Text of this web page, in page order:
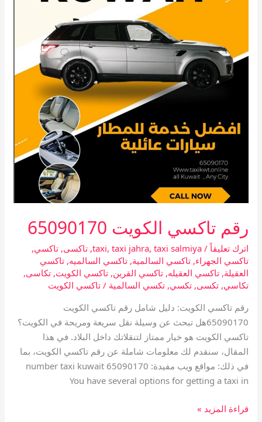
رقم تاكسي الكويت 65090170
اترك تعليقاً /
taxi, taxi jahra, taxi salmiya
,تاكسى,تاكسي,
تاكسي الجهراء,تاكسي السالمية,تاكسي السالميه,تاكسي
العقيلة,تاكسي العقيله,تاكسي القرين,تاكسي الكويت,تكاسى,
تكاسي,تكسى,تكسي,تكسي السالمية /تاكسي الكويت
رقم تاكسي الكويت: دليل شامل رقم تاكسي الكويت
65090170هل تبحث عن وسيلة نقل سريعة ومريحة في الكويت؟
تاكسي الكويت هو خيار ممتاز لتنقلاتك داخل البلاد. في هذا
المقال، سنقدم لك معلومات شاملة عن رقم تاكسي الكويت، بما
في ذلك: مواقع ويب مفيدة: number taxi kuwait 65090170
You have several options for getting a taxi in
قراءة المزيد »